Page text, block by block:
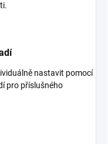
nastavit pomocí
pro příslušného